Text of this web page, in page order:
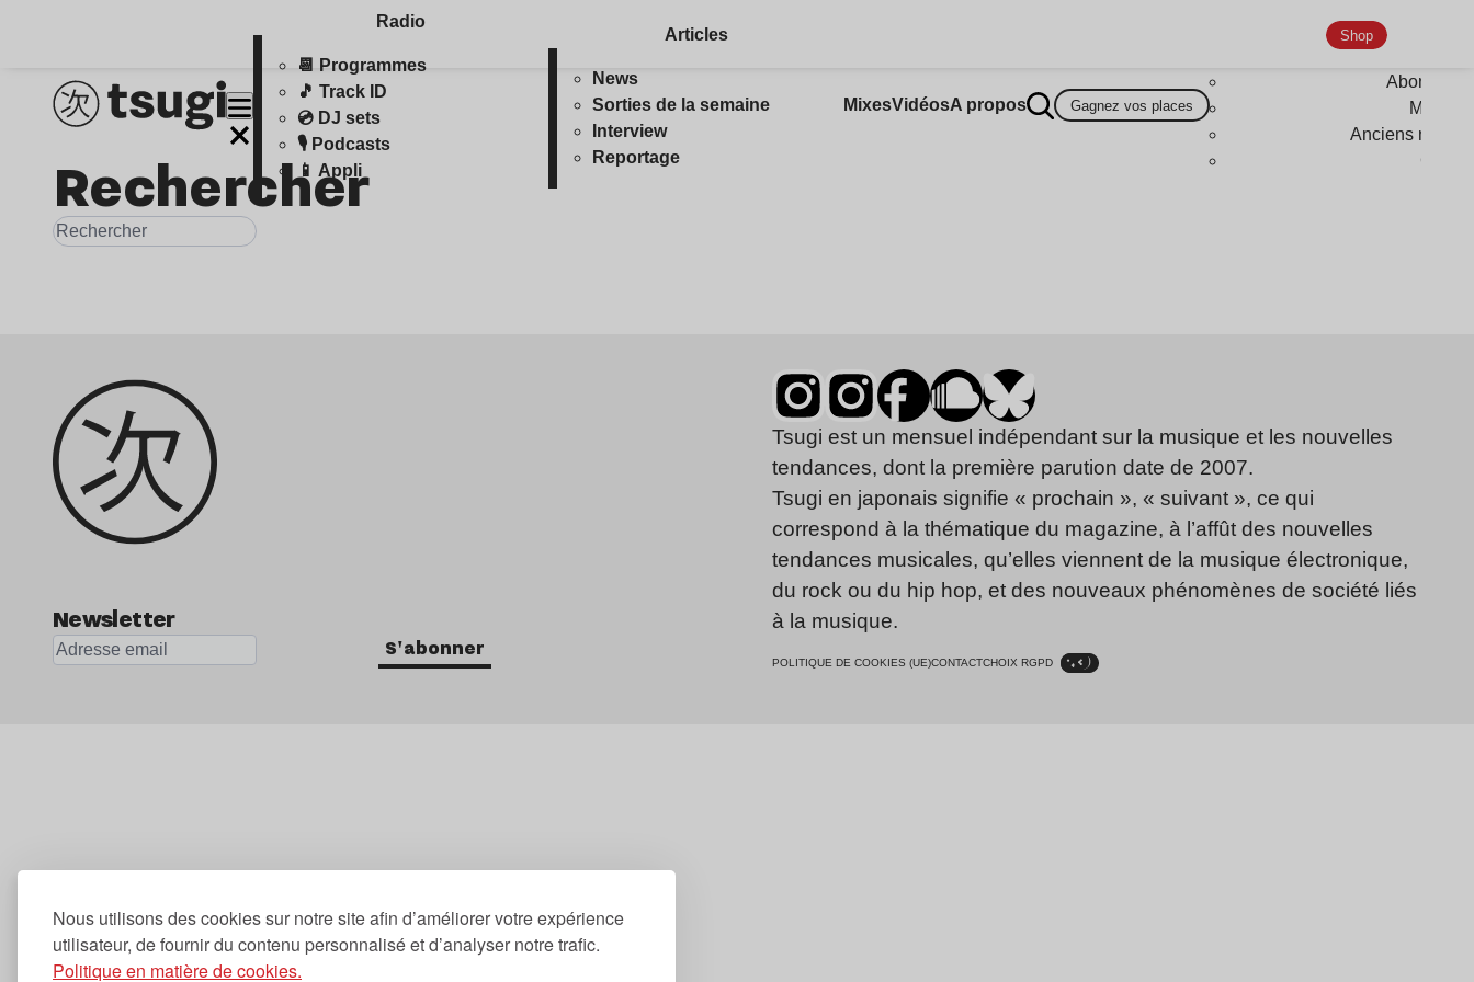
Nous utilisons des cookies sur notre site afin d’améliorer votre expérience
utilisateur, de fournir du contenu personnalisé et d’analyser notre trafic.
Politique en matière de cookies.
Radio
📆 Programmes
🎵 Track ID
💿 DJ sets
🎙️ Podcasts
📱 Appli
Articles
News
Sorties de la semaine
Interview
Reportage
MixesVidéosA propos Gagnez vos places
Shop
Anciens
Rechercher
Newsletter
S'abonner
Tsugi est un mensuel indépendant sur la musique et les nouvelles
tendances, dont la première parution date de 2007.
Tsugi en japonais signifie « prochain », « suivant », ce qui
correspond à la thématique du magazine, à l’affût des nouvelles
tendances musicales, qu’elles viennent de la musique électronique,
du rock ou du hip hop, et des nouveaux phénomènes de société liés
à la musique.
POLITIQUE DE COOKIES (UE)CONTACTCHOIX RGPD